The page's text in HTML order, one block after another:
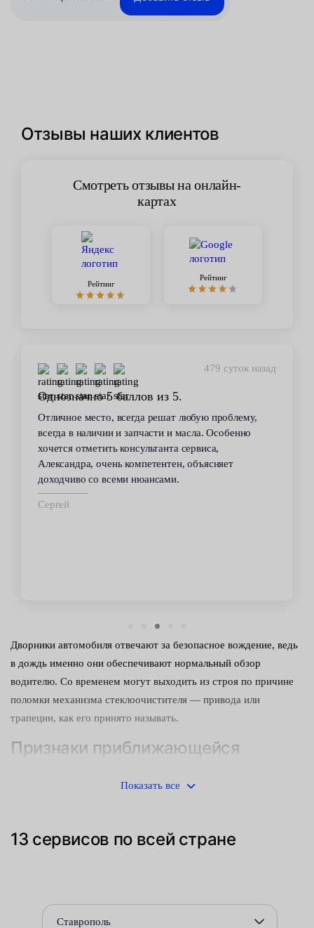
Отзывы наших клиентов
Смотреть отзывы на онлайн-
картах
Рейтинг
Рейтинг
479 суток назад
Однозначно 5 баллов из 5.
Отличное место, всегда решат любую проблему,
всегда в наличии и запчасти и масла. Особенно
хочется отметить консультанта сервиса,
Александра, очень компетентен, объясняет
доходчиво со всеми нюансами.
Сергей
Дворники автомобиля отвечают за безопасное вождение, ведь
в дождь именно они обеспечивают нормальный обзор
водителю. Со временем могут выходить из строя по причине
поломки механизма стеклоочистителя — привода или
трапеции, как его принято называть.
Признаки приближающейся
посторонние звуки во время работы;
посередине ветрового стекла;
Показать все
13 сервисов по всей стране
Ставрополь